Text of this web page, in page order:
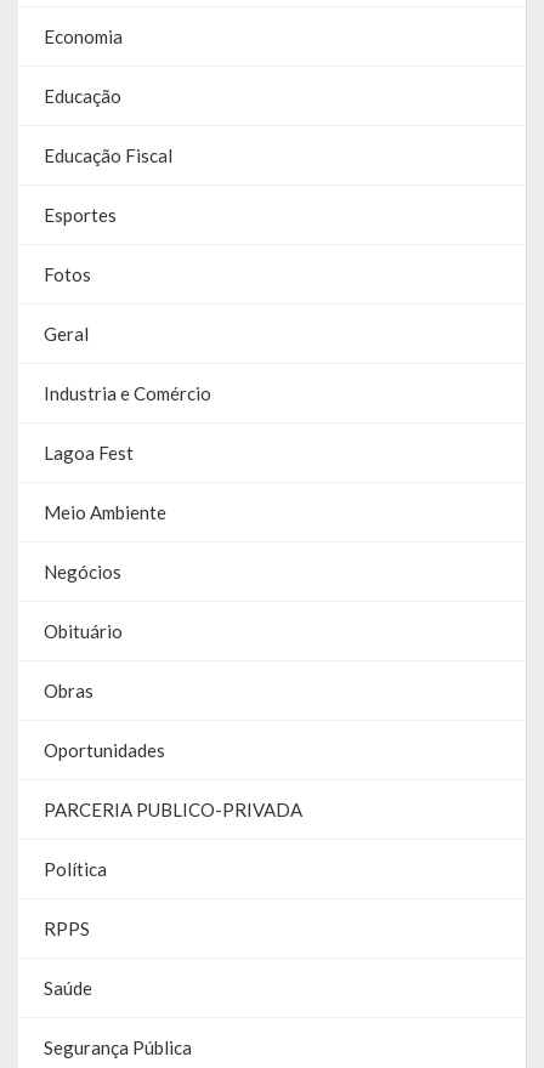
Relatório Anual de Gestão
Editais de Concursos/Processos Seletivos
Editais de Licitações
Legislação
Lei Municipal
Parcerias – LEI 13.019/2014
RGF
Apresentação
Portal da Transparência
Economia
Educação
Educação Fiscal
Esportes
Fotos
Geral
Industria e Comércio
Lagoa Fest
Meio Ambiente
Negócios
Obituário
Obras
Oportunidades
PARCERIA PUBLICO-PRIVADA
Política
RPPS
Saúde
Segurança Pública